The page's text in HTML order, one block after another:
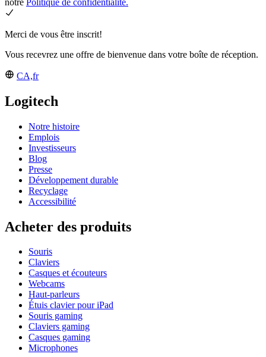
Merci de vous être inscrit!
Vous recevrez une offre de bienvenue dans votre boîte de réception.
CA,fr
Logitech
Notre histoire
Emplois
Investisseurs
Blog
Presse
Développement durable
Recyclage
Accessibilité
Acheter des produits
Souris
Claviers
Casques et écouteurs
Webcams
Haut-parleurs
Étuis clavier pour iPad
Souris gaming
Claviers gaming
Casques gaming
Microphones